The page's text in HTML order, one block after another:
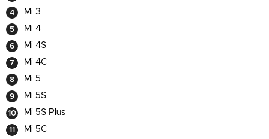
Mi 3
Mi 4
Mi 4S
Mi 4C
Mi 5
Mi 5S
Mi 5S Plus
Mi 5C